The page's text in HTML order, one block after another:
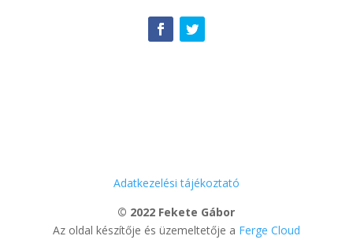
Adatkezelési tájékoztató
© 2022 Fekete Gábor
Az oldal készítője és üzemeltetője a Ferge Cloud